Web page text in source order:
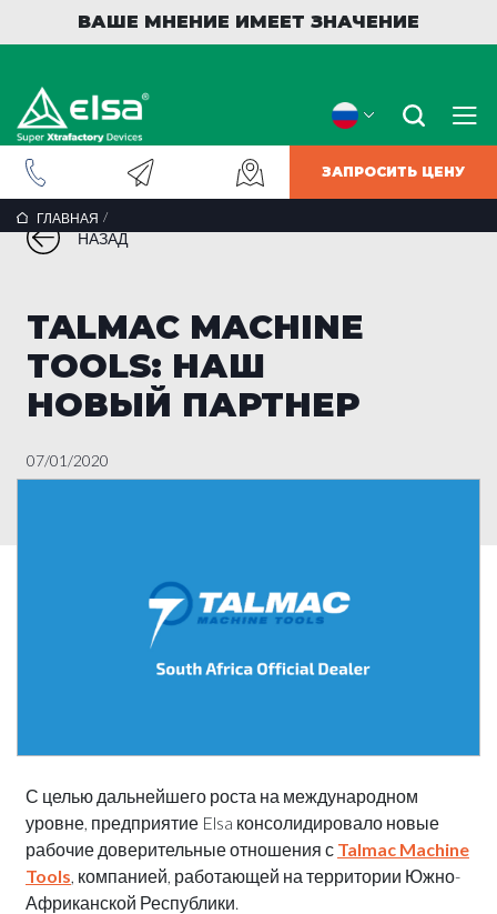
ВАШЕ МНЕНИЕ ИМЕЕТ ЗНАЧЕНИЕ
ЗАПРОСИТЬ ЦЕНУ
ГЛАВНАЯ /
НАЗАД
TALMAC MACHINE
TOOLS: НАШ
НОВЫЙ ПАРТНЕР
07/01/2020
С целью дальнейшего роста на международном
уровне, предприятие Elsa консолидировало новые
рабочие доверительные отношения с Talmac Machine
Tools, компанией, работающей на территории Южно-
Африканской Республики.